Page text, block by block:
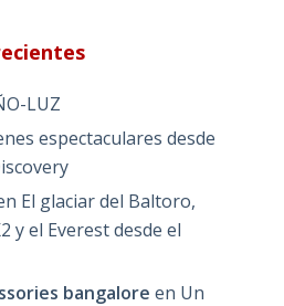
LUZ
espectaculares desde
El glaciar del Baltoro,
y el Everest desde el
bangalore en Un